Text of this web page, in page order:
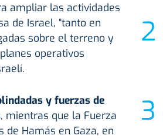
ampliar las actividades
de Israel, “tanto en
sobre el terreno y
operativos
y fuerzas de
, mientras que la Fuerza
Hamás en Gaza, en